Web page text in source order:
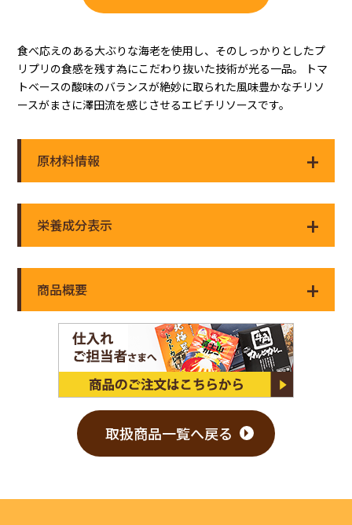
食べ応えのある大ぶりな海老を使用し、そのしっかりとしたプ
リプリの食感を残す為にこだわり抜いた技術が光る一品。 トマ
トベースの酸味のバランスが絶妙に取られた風味豊かなチリソ
ースがまさに澤田流を感じさせるエビチリソースです。
原材料情報
栄養成分表示
商品概要
取扱商品一覧へ戻る